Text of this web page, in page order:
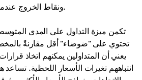
ونقاط الخروج عندما يتحرك السوق لصالحهم.
تكمن ميزة التداول على المدى
تحتوي على "ضوضاء" أقل مقارنةً
يعني أن المتداولين يمكنهم اتخاذ
انتباههم تغيرات الأسعار اللحظية.